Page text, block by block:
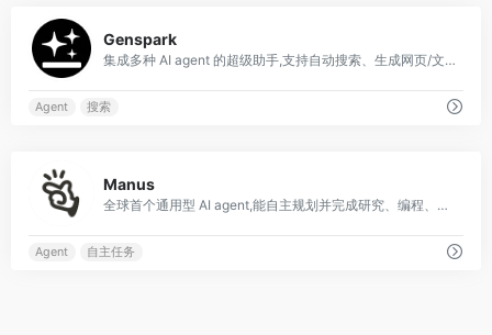
Genspark
集成多种 AI agent 的超级助手,支持自动搜索、生成网页/文档/AI 通话等。
Agent 搜索
Manus
全球首个通用型 AI agent,能自主规划并完成研究、编程、数据分析等多步骤任务。
Agent 自主任务